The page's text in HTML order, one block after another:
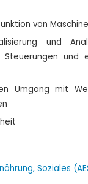
von
und
Steuerungen und
Umgang mit
Soziales